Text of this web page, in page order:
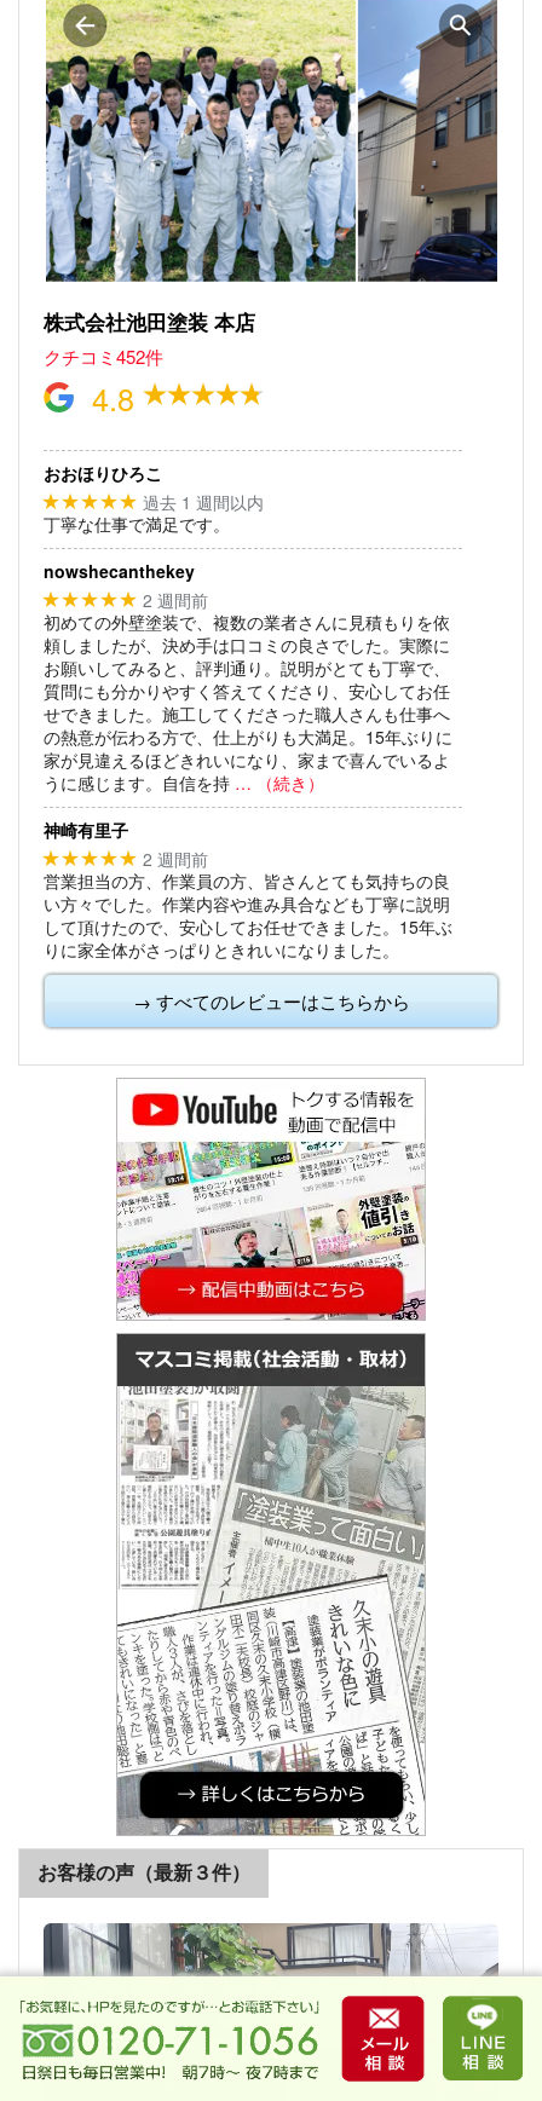
株式会社池田塗装 本店
クチコミ452件
4.8
おおほりひろこ
★★★★★ 過去 1 週間以内
丁寧な仕事で満足です。
nowshecanthekey
★★★★★ 2 週間前
初めての外壁塗装で、複数の業者さんに見積もりを依
頼しましたが、決め手は口コミの良さでした。実際に
お願いしてみると、評判通り。説明がとても丁寧で、
質問にも分かりやすく答えてくださり、安心してお任
せできました。施工してくださった職人さんも仕事へ
の熱意が伝わる方で、仕上がりも大満足。15年ぶりに
家が見違えるほどきれいになり、家まで喜んでいるよ
うに感じます。自信を持 … （続き）
神崎有里子
★★★★★ 2 週間前
営業担当の方、作業員の方、皆さんとても気持ちの良
い方々でした。作業内容や進み具合なども丁寧に説明
して頂けたので、安心してお任せできました。15年ぶ
りに家全体がさっぱりときれいになりました。
→ すべてのレビューはこちらから
お客様の声（最新３件）